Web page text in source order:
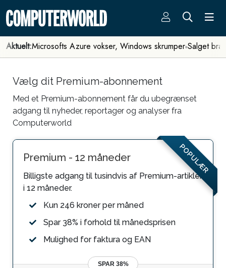
Aktuelt:Microsofts Azure vokser, Windows skrumper Salget
Vælg dit Premium-abonnement
Med et Premium-abonnement får du ubegrænset
adgang til nyheder, reportager og analyser fra
Computerworld
POPULÆR
Premium - 12 måneder
Billigste adgang til tusindvis af Premium-artikler
i 12 måneder.
Kun 246 kroner per måned
Spar 38% i forhold til månedsprisen
Mulighed for faktura og EAN
SPAR 38%